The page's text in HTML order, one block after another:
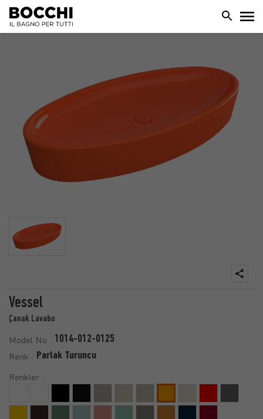
Vessel
Çanak Lavabo
Model No : 1014-012-0125
Renk : Parlak Turuncu
Renkler :